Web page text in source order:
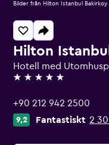
Hilton
Hotell med
5 stjärnor
+90 212 942 2500
9,2 Fantastiskt 2
Bilder från Hilton Istanbul Bakirkoy